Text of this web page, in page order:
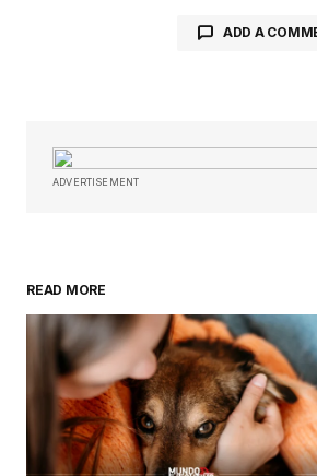
ADD A
obligatorios
Su nombre*
Guardar
y sitio
próxima
ADVERTISEMENT
READ MORE